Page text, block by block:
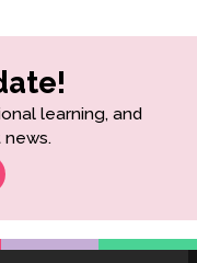
learning, and